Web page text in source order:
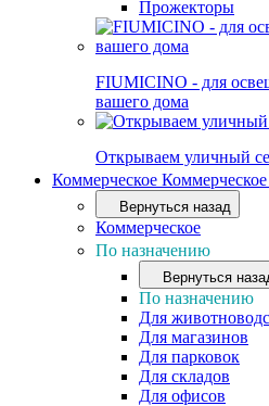
Прожекторы
FIUMICINO - для
вашего дома
Открываем уличный
Коммерческое Коммерческое
Вернуться назад
Коммерческое
По назначению
Вернуться
По назначению
Для
Для магазинов
Для парковок
Для складов
Для офисов